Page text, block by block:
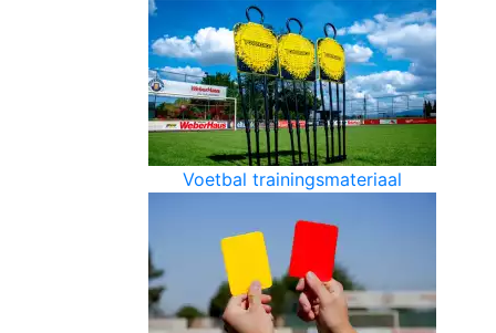
Voetbal trainingsmateriaal